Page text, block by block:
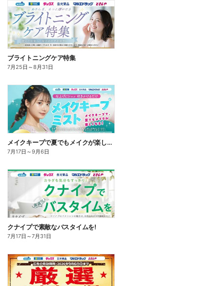
ブライトニングケア特集
7月25日 ～8月31日
メイクキープで夏でもメイクが楽しくなる!
7月17日 ～9月6日
クナイプで素敵なバスタイムを!
7月17日 ～7月31日